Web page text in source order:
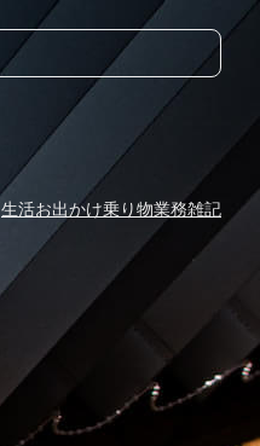
生活お出かけ乗り物業務雑記